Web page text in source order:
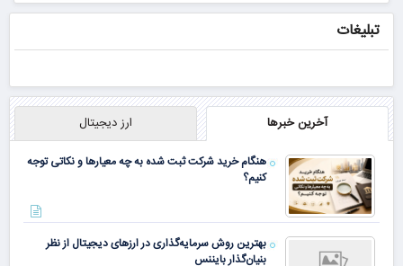
تبلیغات
آخرین خبرها ارز دیجیتال
هنگام خرید شرکت ثبت شده به چه معیارها و نکاتی توجه
کنیم؟
بهترین روش سرمایه‌گذاری در ارزهای دیجیتال از نظر
بنیان‌گذار بایننس